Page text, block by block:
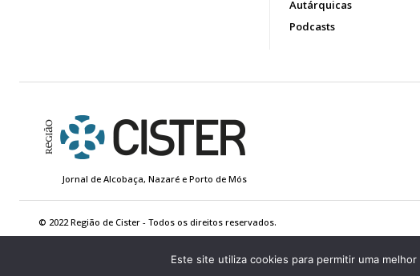
Autárquicas
Podcasts
Jornal de Alcobaça, Nazaré e Porto de Mós
© 2022 Região de Cister - Todos os direitos reservados.
Aceda
Este site utiliza cookies para permitir uma